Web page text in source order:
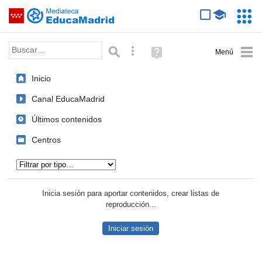
Saltar navegación
Palabra o frase: Búsqueda avanzada
Ayuda
(en
Inicio
Canal EducaMadrid
Últimos contenidos
Centros
Inicia sesión para aportar contenidos, crear listas de
reproducción...
Iniciar sesión